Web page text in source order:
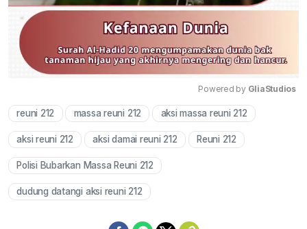
Mute
Powered by GliaStudios
reuni 212 massa reuni 212 aksi massa reuni 212
aksi reuni 212 aksi damai reuni 212 Reuni 212
Polisi Bubarkan Massa Reuni 212
dudung datangi aksi reuni 212